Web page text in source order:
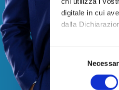
digitale in cui
dalla
Con il tuo
digitali).
e